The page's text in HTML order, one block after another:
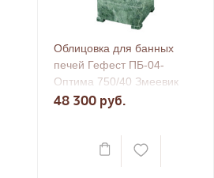
Облицовка для банных
печей Гефест ПБ-04-
Оптима 750/40 Змеевик
48 300 руб.